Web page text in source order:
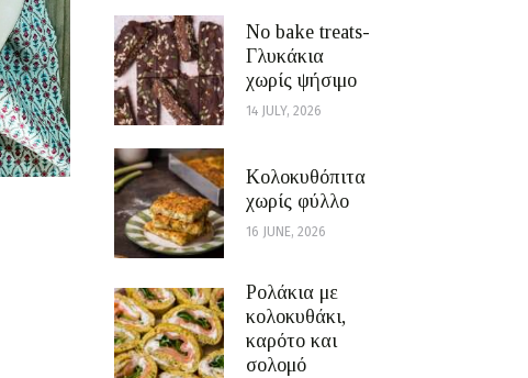
No bake treats-
Γλυκάκια
χωρίς ψήσιμο
14 JULY, 2026
Κολοκυθόπιτα
χωρίς φύλλο
16 JUNE, 2026
Ρολάκια με
κολοκυθάκι,
καρότο και
σολομό